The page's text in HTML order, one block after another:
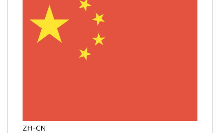
ZH-CN